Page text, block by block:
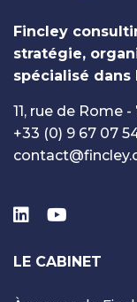
Fincley
stratégie,
spécialisé dans
11, rue de Rome
+33 (0) 9 67 07
LE CABINET